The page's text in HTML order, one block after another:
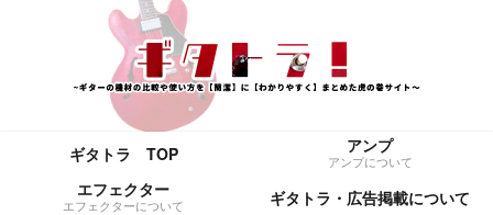
ギタトラ TOP アンプ
アンプについて
エフェクター
エフェクターについて
ギタトラ・広告掲載について